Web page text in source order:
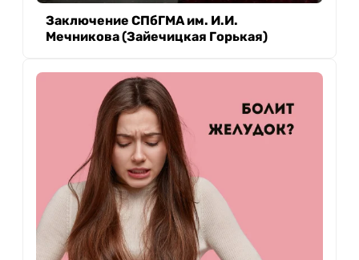
Заключение СПбГМА им. И.И.
Мечникова (Зайечицкая Горькая)